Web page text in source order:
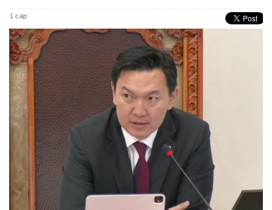
1 сар